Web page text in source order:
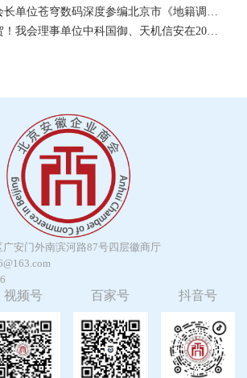
穹数码深度参编北京市《地籍调查技术规程》，助力首都空间治理数字化
事单位中科国御、天机信安在2025中国信息技术应用创新峰会上荣获多个奖项
安门外南滨河路87号四层徽商厅
视频号 百家号 抖音号